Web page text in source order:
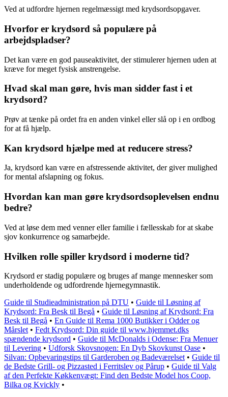
Ved at udfordre hjernen regelmæssigt med krydsordsopgaver.
Hvorfor er krydsord så populære på
arbejdspladser?
Det kan være en god pauseaktivitet, der stimulerer hjernen uden at
kræve for meget fysisk anstrengelse.
Hvad skal man gøre, hvis man sidder fast i et
krydsord?
Prøv at tænke på ordet fra en anden vinkel eller slå op i en ordbog
for at få hjælp.
Kan krydsord hjælpe med at reducere stress?
Ja, krydsord kan være en afstressende aktivitet, der giver mulighed
for mental afslapning og fokus.
Hvordan kan man gøre krydsordsoplevelsen endnu
bedre?
Ved at løse dem med venner eller familie i fællesskab for at skabe
sjov konkurrence og samarbejde.
Hvilken rolle spiller krydsord i moderne tid?
Krydsord er stadig populære og bruges af mange mennesker som
underholdende og udfordrende hjernegymnastik.
Guide til Studieadministration på DTU • Guide til Løsning af
Krydsord: Fra Besk til Begå • Guide til Løsning af Krydsord: Fra
Besk til Begå • En Guide til Rema 1000 Butikker i Odder og
Mårslet • Fedt Krydsord: Din guide til www.hjemmet.dks
spændende krydsord • Guide til McDonalds i Odense: Fra Menuer
til Levering • Udforsk Skovsnogen: En Dyb Skovkunst Oase •
Silvan: Opbevaringstips til Garderoben og Badeværelset • Guide til
de Bedste Grill- og Pizzasted i Ferritslev og Pårup • Guide til Valg
af den Perfekte Køkkenvægt: Find den Bedste Model hos Coop,
Bilka og Kvickly •